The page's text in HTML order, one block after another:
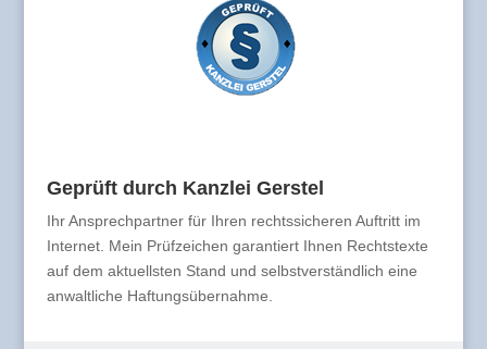
Geprüft durch Kanzlei Gerstel
Ihr Ansprechpartner für Ihren rechtssicheren Auftritt im
Internet. Mein Prüfzeichen garantiert Ihnen Rechtstexte
auf dem aktuellsten Stand und selbstverständlich eine
anwaltliche Haftungsübernahme.